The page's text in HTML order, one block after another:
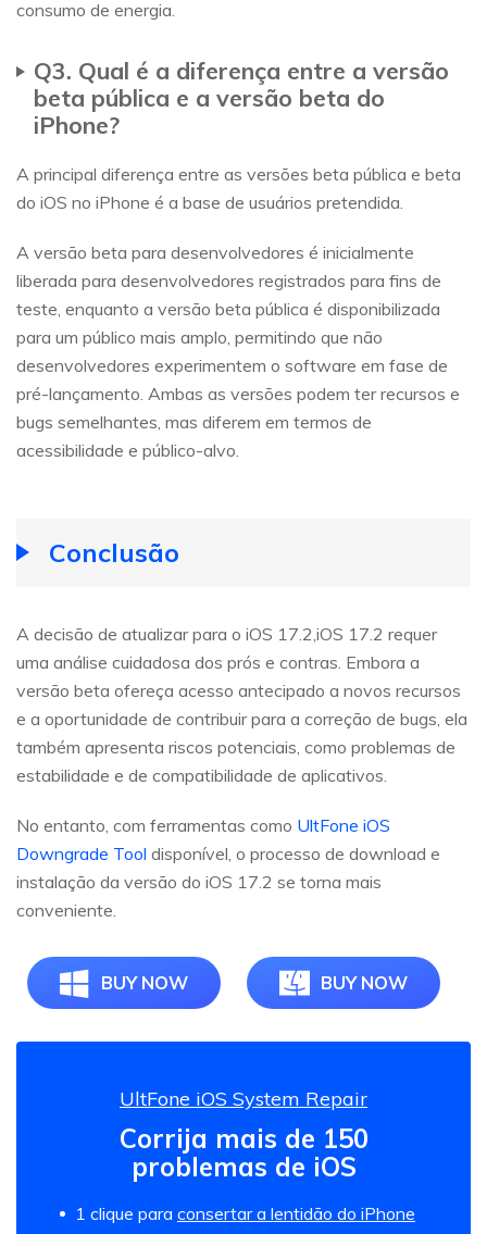
consumo de energia.
Q3. Qual é a diferença entre a versão
beta pública e a versão beta do
iPhone?
A principal diferença entre as versões beta pública e beta
do iOS no iPhone é a base de usuários pretendida.
A versão beta para desenvolvedores é inicialmente
liberada para desenvolvedores registrados para fins de
teste, enquanto a versão beta pública é disponibilizada
para um público mais amplo, permitindo que não
desenvolvedores experimentem o software em fase de
pré-lançamento. Ambas as versões podem ter recursos e
bugs semelhantes, mas diferem em termos de
acessibilidade e público-alvo.
Conclusão
A decisão de atualizar para o iOS 17.2,iOS 17.2 requer
uma análise cuidadosa dos prós e contras. Embora a
versão beta ofereça acesso antecipado a novos recursos
e a oportunidade de contribuir para a correção de bugs, ela
também apresenta riscos potenciais, como problemas de
estabilidade e de compatibilidade de aplicativos.
No entanto, com ferramentas como UltFone iOS
Downgrade Tool disponível, o processo de download e
instalação da versão do iOS 17.2 se torna mais
conveniente.
BUY NOW BUY NOW
UltFone iOS System Repair
Corrija mais de 150
problemas de iOS
1 clique para consertar a lentidão do iPhone